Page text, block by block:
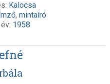
Kalocsa
, mintaíró
1958